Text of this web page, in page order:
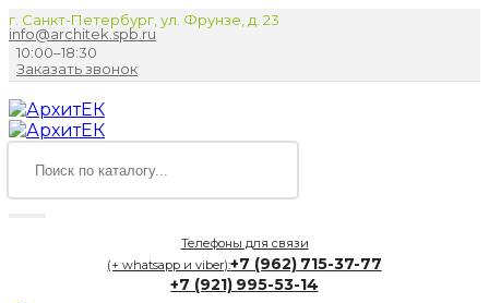
г. Санкт-Петербург, ул. Фрунзе, д. 23
info@architek.spb.ru
10:00–18:30
Заказать звонок
Телефоны для связи
(+ whatsapp и viber):+7 (962) 715-37-77
+7 (921) 995-53-14